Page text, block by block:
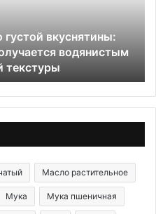
вкуснятины:
водянистым
текстуры
Масло растительное
Мука Мука пшеничная